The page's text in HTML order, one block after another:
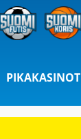
PIKAKASINOT